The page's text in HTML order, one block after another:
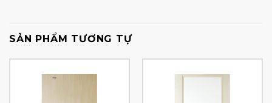
SẢN PHẨM TƯƠNG TỰ